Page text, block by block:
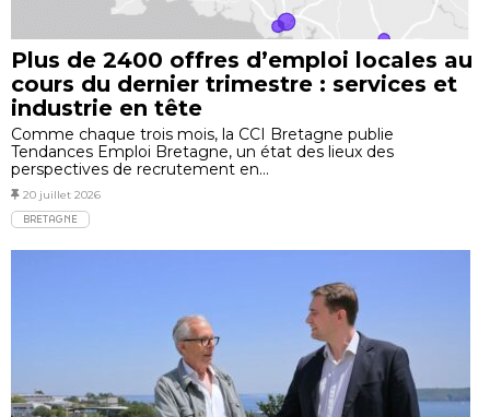
Plus de 2400 offres d’emploi locales au
cours du dernier trimestre : services et
industrie en tête
Comme chaque trois mois, la CCI Bretagne publie
Tendances Emploi Bretagne, un état des lieux des
perspectives de recrutement en...
20 juillet 2026
BRETAGNE